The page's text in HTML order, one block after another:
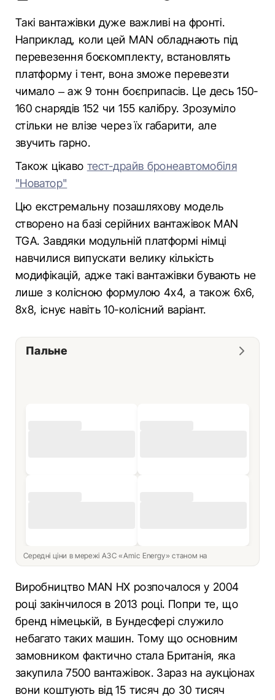
Такі вантажівки дуже важливі на фронті.
Наприклад, коли цей MAN обладнають під
перевезення боєкомплекту, встановлять
платформу і тент, вона зможе перевезти
чимало – аж 9 тонн боєприпасів. Це десь 150-
160 снарядів 152 чи 155 калібру. Зрозуміло
стільки не влізе через їх габарити, але
звучить гарно.
Також цікаво тест-драйв бронеавтомобіля
"Новатор"
Цю екстремальну позашляхову модель
створено на базі серійних вантажівок МАN
TGA. Завдяки модульній платформі німці
навчилися випускати велику кількість
модифікацій, адже такі вантажівки бувають не
лише з колісною формулою 4х4, а також 6х6,
8х8, існує навіть 10-колісний варіант.
Пальне
Середні ціни в мережі АЗС «Amic Energy» станом на
Виробництво MAN HX розпочалося у 2004
році закінчилося в 2013 році. Попри те, що
бренд німецькій, в Бундесфері служило
небагато таких машин. Тому що основним
замовником фактично стала Британія, яка
закупила 7500 вантажівок. Зараз на аукціонах
вони коштують від 15 тисяч до 30 тисяч